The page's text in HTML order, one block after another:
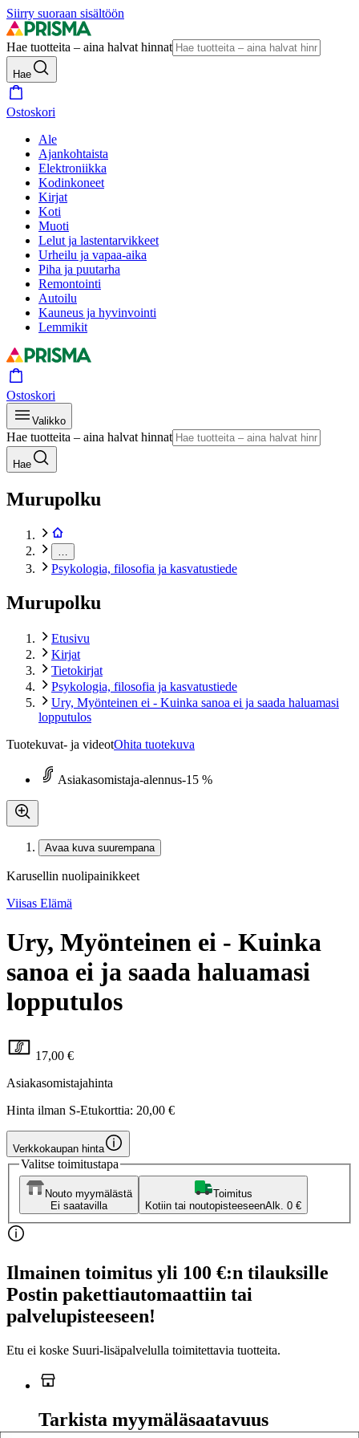
Siirry suoraan sisältöön
Hae tuotteita – aina halvat hinnat
Hae
Ostoskori
Ale
Ajankohtaista
Elektroniikka
Kodinkoneet
Kirjat
Koti
Muoti
Lelut ja lastentarvikkeet
Urheilu ja vapaa-aika
Piha ja puutarha
Remontointi
Autoilu
Kauneus ja hyvinvointi
Lemmikit
Ostoskori
Valikko
Hae tuotteita – aina halvat hinnat
Hae
Murupolku
Psykologia, filosofia ja kasvatustiede
Murupolku
Etusivu
Kirjat
Tietokirjat
Psykologia, filosofia ja kasvatustiede
Ury, Myönteinen ei - Kuinka sanoa ei ja saada haluamasi
lopputulos
Tuotekuvat- ja videotOhita tuotekuva
Asiakasomistaja-alennus-15 %
Avaa kuva suurempana
Karusellin nuolipainikkeet
Viisas Elämä
Ury, Myönteinen ei - Kuinka
sanoa ei ja saada haluamasi
lopputulos
17,00 €
Asiakasomistajahinta
Hinta ilman S-Etukorttia: 20,00 €
Verkkokaupan hinta
Valitse toimitustapa
Nouto myymälästä
Ei saatavilla
Toimitus
Kotiin tai noutopisteeseenAlk. 0 €
Ilmainen toimitus yli 100 €:n tilauksille
Postin pakettiautomaattiin tai
palvelupisteeseen!
Etu ei koske Suuri‑lisäpalvelulla toimitettavia tuotteita.
Tarkista myymäläsaatavuus